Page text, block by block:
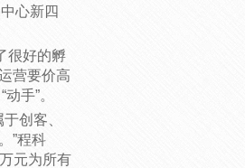
心新四
很好的孵
营要价高
手”。
创客、
”程科
元为所有